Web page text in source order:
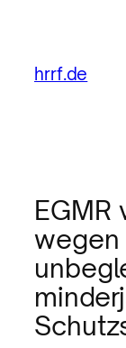
hrrf.de
EGMR
wegen